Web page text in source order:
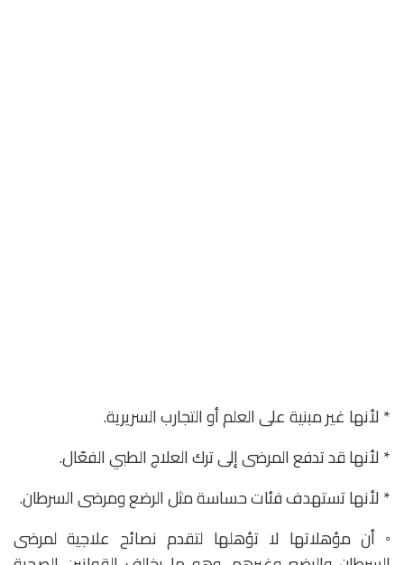
* لأنها غير مبنية على العلم أو التجارب السريرية.
* لأنها قد تدفع المرضى إلى ترك العلاج الطبي الفعّال.
* لأنها تستهدف فئات حساسة مثل الرضع ومرضى السرطان.
◦ أن مؤهلاتها لا تؤهلها لتقدم نصائح علاجية لمرضى